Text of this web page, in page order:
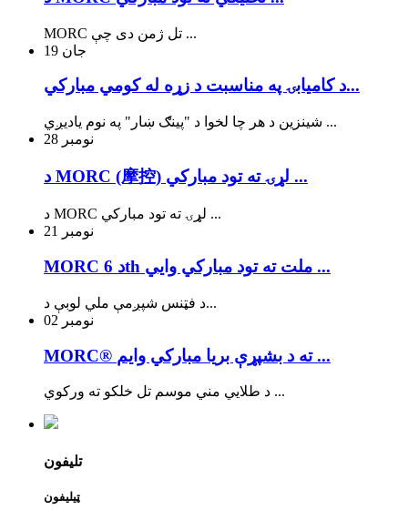
MORC تل ژمن دی چې ...
جان 19
د کاميابۍ په مناسبت د زړه له کومي مبارکي...
شینزین د هر چا لخوا د "پینګ ښار" په نوم یادیږي ...
نومبر 28
د MORC (摩控) لړۍ ته تود مبارکي ...
د MORC لړۍ ته تود مبارکي ...
نومبر
21
MORC د 6th ملت ته تود مبارکي وايي ...
د فټنس شپږمې ملي لوبې د...
نومبر 02
MORC® ته د بشپړې بریا مبارکي وایم ...
د طلايي مني موسم تل خلکو ته ورکوي ...
تلیفون
ټیلیفون